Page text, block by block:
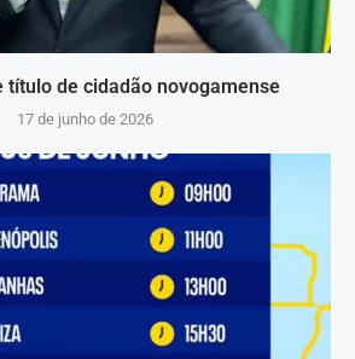
título de cidadão novogamense
17 de junho de 2026